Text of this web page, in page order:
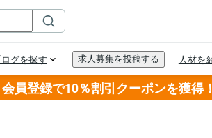
会員登録で10％割引クーポンを獲得！